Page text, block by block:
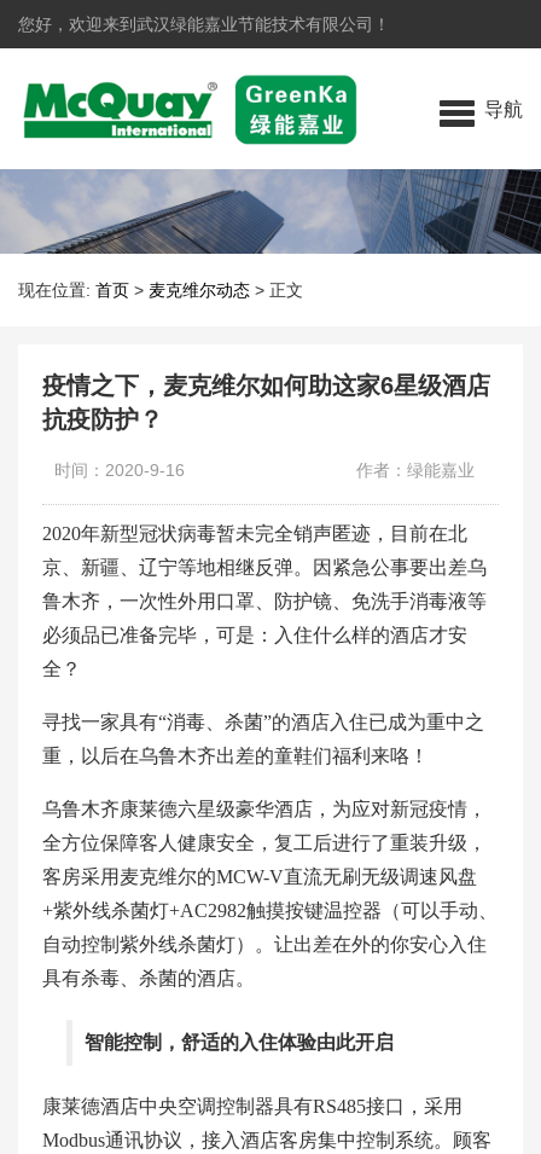
您好，欢迎来到武汉绿能嘉业节能技术有限公司！
导航
现在位置: 首页 > 麦克维尔动态 > 正文
疫情之下，麦克维尔如何助这家6星级酒店
抗疫防护？
时间：2020-9-16 作者：绿能嘉业
2020年新型冠状病毒暂未完全销声匿迹，目前在北
京、新疆、辽宁等地相继反弹。因紧急公事要出差乌
鲁木齐，一次性外用口罩、防护镜、免洗手消毒液等
必须品已准备完毕，可是：入住什么样的酒店才安
全？
寻找一家具有“消毒、杀菌”的酒店入住已成为重中之
重，以后在乌鲁木齐出差的童鞋们福利来咯！
乌鲁木齐康莱德六星级豪华酒店，为应对新冠疫情，
全方位保障客人健康安全，复工后进行了重装升级，
客房采用麦克维尔的MCW-V直流无刷无级调速风盘
+紫外线杀菌灯+AC2982触摸按键温控器（可以手动、
自动控制紫外线杀菌灯）。让出差在外的你安心入住
具有杀毒、杀菌的酒店。
智能控制，舒适的入住体验由此开启
康莱德酒店中央空调控制器具有RS485接口，采用
Modbus通讯协议，接入酒店客房集中控制系统。顾客